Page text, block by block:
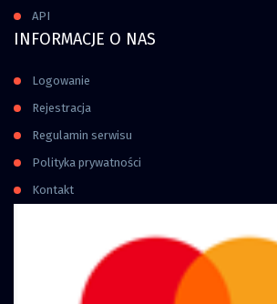
API
INFORMACJE O NAS
Logowanie
Rejestracja
Regulamin serwisu
Polityka prywatności
Kontakt